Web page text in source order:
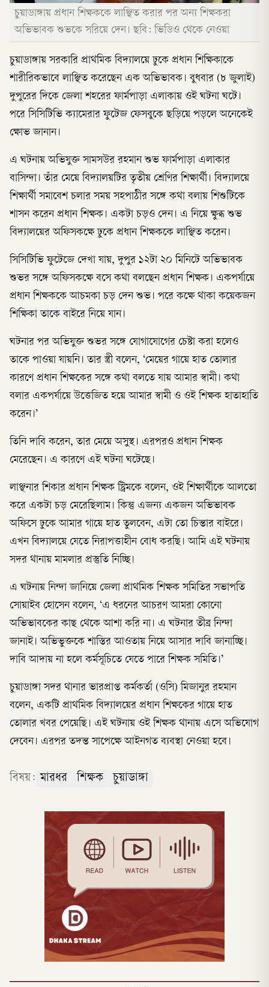
চুয়াডাঙ্গায় প্রধান শিক্ষককে লাঞ্ছিত করার পর অন্য শিক্ষকরা
অভিভাবক শুভকে সরিয়ে দেন। ছবি: ভিডিও থেকে নেওয়া
চুয়াডাঙ্গায় সরকারি প্রাথমিক বিদ্যালয়ে ঢুকে প্রধান শিক্ষিকাকে
শারীরিকভাবে লাঞ্ছিত করেছেন এক অভিভাবক। বুধবার (৮ জুলাই)
দুপুরের দিকে জেলা শহরের ফার্মপাড়া এলাকায় ওই ঘটনা ঘটে।
পরে সিসিটিভি ক্যামেরার ফুটেজ ফেসবুকে ছড়িয়ে পড়লে অনেকেই
ক্ষোভ জানান।
এ ঘটনায় অভিযুক্ত সামসউর রহমান শুভ ফার্মপাড়া এলাকার
বাসিন্দা। তাঁর মেয়ে বিদ্যালয়টির তৃতীয় শ্রেণির শিক্ষার্থী। বিদ্যালয়ে
শিক্ষার্থী সমাবেশ চলার সময় সহপাঠীর সঙ্গে কথা বলায় শিশুটিকে
শাসন করেন প্রধান শিক্ষক। একটা চড়ও দেন। এ নিয়ে ক্ষুব্ধ শুভ
বিদ্যালয়ের অফিসকক্ষে ঢুকে প্রধান শিক্ষককে লাঞ্ছিত করেন।
সিসিটিভি ফুটেজে দেখা যায়, দুপুর ১২টা ২০ মিনিটে অভিভাবক
শুভর সঙ্গে অফিসকক্ষে বসে কথা বলছেন প্রধান শিক্ষক। একপর্যায়ে
প্রধান শিক্ষককে আচমকা চড় দেন শুভ। পরে কক্ষে থাকা কয়েকজন
শিক্ষিকা তাকে বাইরে নিয়ে যান।
ঘটনার পর অভিযুক্ত শুভর সঙ্গে যোগাযোগের চেষ্টা করা হলেও
তাকে পাওয়া যায়নি। তার স্ত্রী বলেন, ‘মেয়ের গায়ে হাত তোলার
কারণে প্রধান শিক্ষকের সঙ্গে কথা বলতে যায় আমার স্বামী। কথা
বলার একপর্যায়ে উত্তেজিত হয়ে আমার স্বামী ও ওই শিক্ষক হাতাহাতি
করেন।’
তিনি দাবি করেন, তার মেয়ে অসুস্থ। এরপরও প্রধান শিক্ষক
মেরেছেন। এ কারণে এই ঘটনা ঘটেছে।
লাঞ্ছনার শিকার প্রধান শিক্ষক স্ট্রিমকে বলেন, ওই শিক্ষার্থীকে আলতো
করে একটা চড় মেরেছিলাম। কিন্তু এজন্য একজন অভিভাবক
অফিসে ঢুকে আমার গায়ে হাত তুলবেন, এটা তো চিন্তার বাইরে।
এখন বিদ্যালয়ে যেতে নিরাপত্তাহীন বোধ করছি। আমি এই ঘটনায়
সদর থানায় মামলার প্রস্তুতি নিচ্ছি।
এ ঘটনায় নিন্দা জানিয়ে জেলা প্রাথমিক শিক্ষক সমিতির সভাপতি
সোয়াইব হোসেন বলেন, ‘এ ধরনের আচরণ আমরা কোনো
অভিভাবকের কাছ থেকে আশা করি না। এ ঘটনার তীব্র নিন্দা
জানাই। অভিভুক্তকে শাস্তির আওতায় নিয়ে আসার দাবি জানাচ্ছি।
দাবি আদায় না হলে কর্মসূচিতে যেতে পারে শিক্ষক সমিতি।’
চুয়াডাঙ্গা সদর থানার ভারপ্রাপ্ত কর্মকর্তা (ওসি) মিজানুর রহমান
বলেন, একটি প্রাথমিক বিদ্যালয়ের প্রধান শিক্ষকের গায়ে হাত
তোলার খবর পেয়েছি। এই ঘটনায় ওই শিক্ষক থানায় এসে অভিযোগ
দেবেন। এরপর তদন্ত সাপেক্ষে আইনগত ব্যবস্থা নেওয়া হবে।
বিষয়: মারধর শিক্ষক চুয়াডাঙ্গা